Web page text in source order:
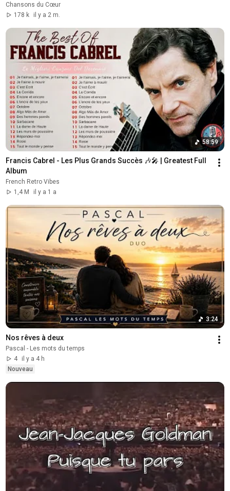
Chansons du Cœur
178 k
il y a 2 m.
58:59
Francis Cabrel - Les Plus Grands Succès 🎶🎤 | Greatest Full
Album
French Retro Vibes
1,4 M
il y a 1 a
3:24
Nos rêves à deux ￼
Pascal - Les mots du temps
4
il y a 4 h
Nouveau